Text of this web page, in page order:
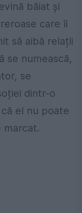
băiat și
care îi
să aibă relații
se numească,
se
dintr-o
el nu poate
marcat.